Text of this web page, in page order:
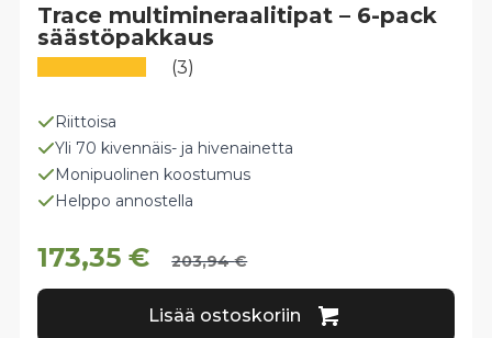
Riittoisa
Yli 70 kivennäis- ja hivenainetta
Monipuolinen koostumus
Helppo annostella
173,35€ 203,94€
Trace multimineraalitipat – 6-pack
säästöpakkaus
(3)
Lisää ostoskoriin